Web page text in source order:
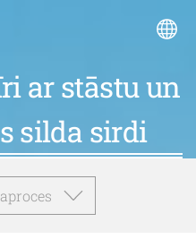
ar stāstu un
silda sirdi